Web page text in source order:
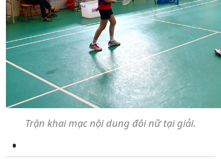
Trận khai mạc nội dung đôi nữ tại giải.